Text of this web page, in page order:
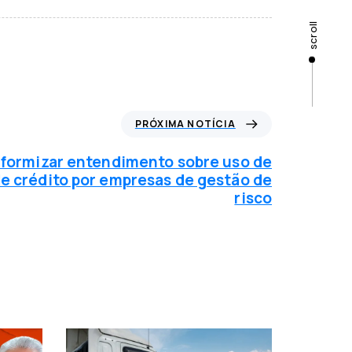
scroll
PRÓXIMA NOTÍCIA
entendimento sobre uso de
crédito por empresas de gestão de
risco